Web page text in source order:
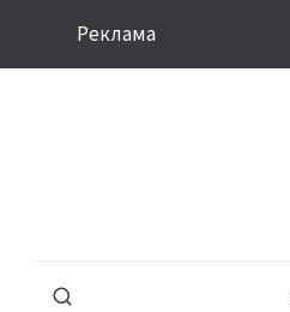
Реклама